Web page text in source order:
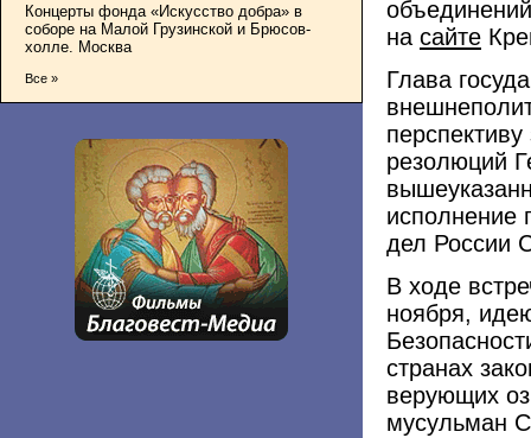
Концерты фонда «Искусство добра» в
соборе на Малой Грузинской и Брюсов-
холле. Москва
Все »
на сайте
Глава
резолюций
исполнение
дел России
В ходе
ноября,
странах
верующих
мусульман